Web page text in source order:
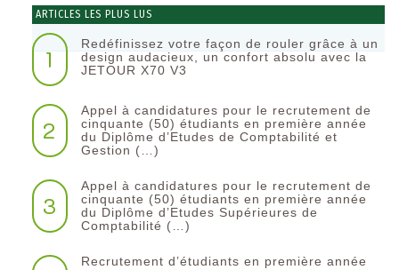
ARTICLES LES PLUS LUS
1
Redéfinissez votre façon de rouler grâce à un
design audacieux, un confort absolu avec la
JETOUR X70 V3
2
Appel à candidatures pour le recrutement de
cinquante (50) étudiants en première année
du Diplôme d’Etudes de Comptabilité et
Gestion (…)
3
Appel à candidatures pour le recrutement de
cinquante (50) étudiants en première année
du Diplôme d’Etudes Supérieures de
Comptabilité (…)
Recrutement d’étudiants en première année